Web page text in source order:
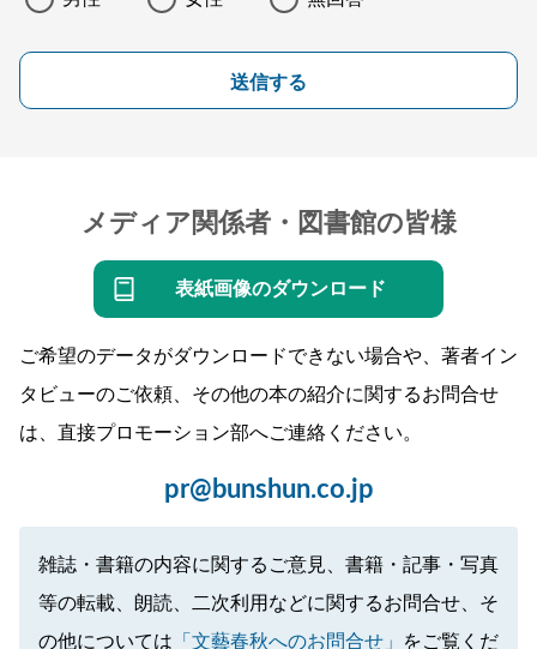
送信する
メディア関係者・図書館の皆様
表紙画像のダウンロード
ご希望のデータがダウンロードできない場合や、著者イン
タビューのご依頼、その他の本の紹介に関するお問合せ
は、直接プロモーション部へご連絡ください。
pr@bunshun.co.jp
雑誌・書籍の内容に関するご意見、書籍・記事・写真
等の転載、朗読、二次利用などに関するお問合せ、そ
の他については 「文藝春秋へのお問合せ」 をご覧くだ